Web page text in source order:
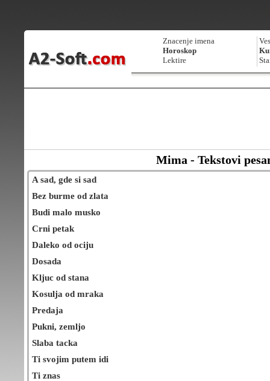
Znacenje imena
Horoskop
Lektire
Mima - Tekstovi
A sad, gde si sad
Bez burme od zlata
Budi malo musko
Crni petak
Daleko od ociju
Dosada
Kljuc od stana
Kosulja od mraka
Predaja
Pukni, zemljo
Slaba tacka
Ti svojim putem idi
Ti znas